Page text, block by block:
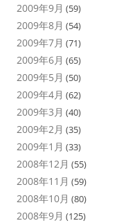
2009年9月 (59)
2009年8月 (54)
2009年7月 (71)
2009年6月 (65)
2009年5月 (50)
2009年4月 (62)
2009年3月 (40)
2009年2月 (35)
2009年1月 (33)
2008年12月 (55)
2008年11月 (59)
2008年10月 (80)
2008年9月 (125)